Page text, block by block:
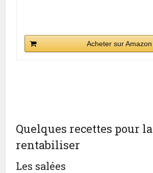
Acheter sur Amazon
Quelques recettes pour la
rentabiliser
Les salées